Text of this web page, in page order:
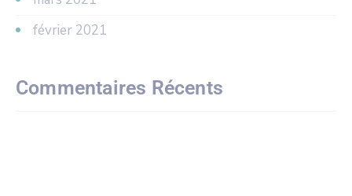
février 2021
Commentaires Récents